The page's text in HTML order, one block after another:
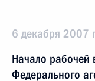
6 декабря 2007
Начало рабочей
Федерального